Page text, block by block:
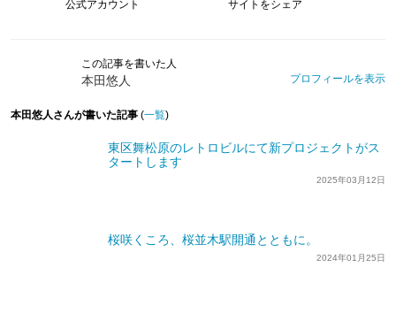
公式アカウント サイトをシェア
この記事を書いた人
本田悠人 プロフィールを表示
本田悠人さんが書いた記事 (一覧)
東区舞松原のレトロビルにて新プロジェクトがス
タートします
2025年03月12日
桜咲くころ、桜並木駅開通とともに。
2024年01月25日